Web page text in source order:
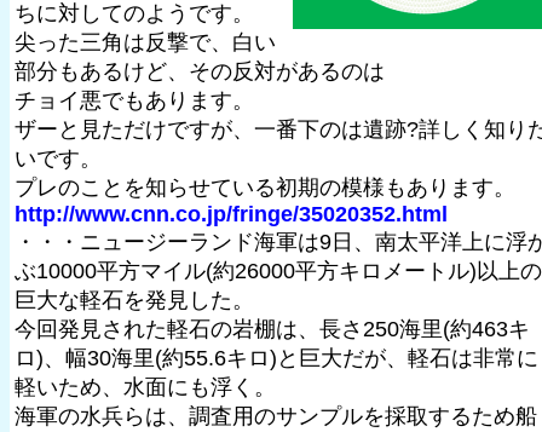
ちに対してのようです。
尖った三角は反撃で、白い
部分もあるけど、その反対があるのは
チョイ悪でもあります。
ザーと見ただけですが、一番下のは遺跡?詳しく知り
いです。
プレのことを知らせている初期の模様もあります。
http://www.cnn.co.jp/fringe/35020352.html
・・・ニュージーランド海軍は9日、南太平洋上に浮
ぶ10000平方マイル(約26000平方キロメートル)以上の
巨大な軽石を発見した。
今回発見された軽石の岩棚は、長さ250海里(約463キ
ロ)、幅30海里(約55.6キロ)と巨大だが、軽石は非常に
軽いため、水面にも浮く。
海軍の水兵らは、調査用のサンプルを採取するため船